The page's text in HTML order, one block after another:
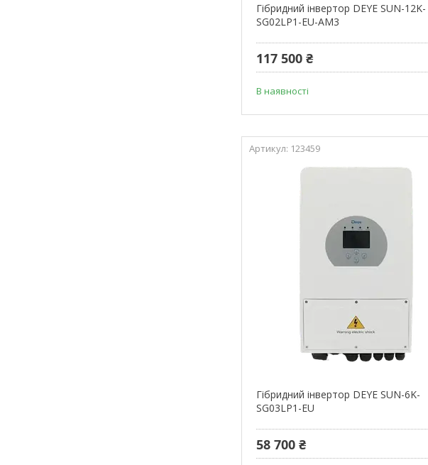
Гібридний інвертор DEYE SUN-12K-
SG02LP1-EU-AM3
117 500 ₴
В наявності
123459
Гібридний інвертор DEYE SUN-6K-
SG03LP1-EU
58 700 ₴